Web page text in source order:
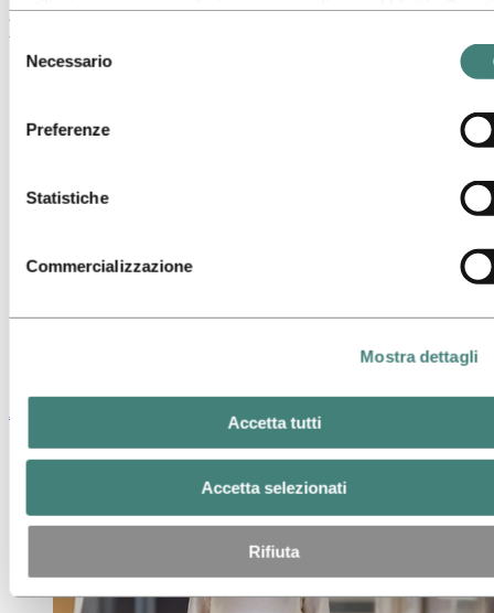
utilizzo del nostro sito con altre informazioni che hai fornito
o che hanno raccolto tramite l’utilizzo dei loro servizi. Il terzo
trattamento dei dati personali raccolti da tale cookie. Puoi
riportato più sotto.
Selezione
delNecessario
Preferenze
Statistiche
Commercializzazione
Mostra dettagli
Accetta tutti
Accetta selezionati
Rifiuta
Explore our career areas